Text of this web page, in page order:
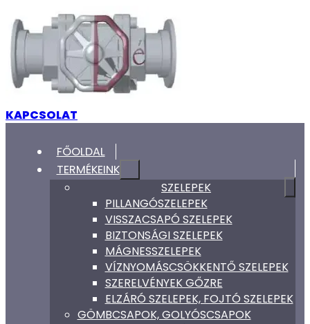
KAPCSOLAT
FŐOLDAL
TERMÉKEINK
SZELEPEK
PILLANGÓSZELEPEK
VISSZACSAPÓ SZELEPEK
BIZTONSÁGI SZELEPEK
MÁGNESSZELEPEK
VÍZNYOMÁSCSÖKKENTŐ SZELEPEK
SZERELVÉNYEK GŐZRE
ELZÁRÓ SZELEPEK, FOJTÓ SZELEPEK
GÖMBCSAPOK, GOLYÓSCSAPOK